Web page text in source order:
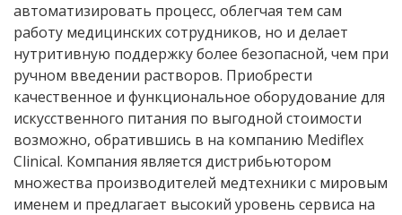
автоматизировать процесс, облегчая тем сам
работу медицинских сотрудников, но и делает
нутритивную поддержку более безопасной, чем при
ручном введении растворов. Приобрести
качественное и функциональное оборудование для
искусственного питания по выгодной стоимости
возможно, обратившись в на компанию Mediflex
Clinical. Компания является дистрибьютором
множества производителей медтехники с мировым
именем и предлагает высокий уровень сервиса на